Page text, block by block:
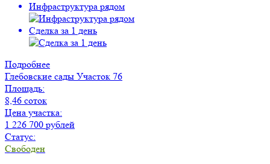
Инфраструктура рядом
Сделка за 1 день
Подробнее
Глебовские сады Участок 76
Площадь:
8,46 соток
Цена участка:
1 226 700 рублей
Статус:
Свободен